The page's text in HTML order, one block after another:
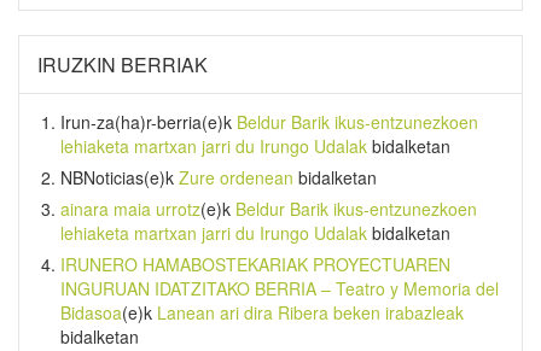
IRUZKIN BERRIAK
Irun-za(ha)r-berria(e)k Beldur Barik ikus-entzunezkoen
lehiaketa martxan jarri du Irungo Udalak bidalketan
NBNoticias(e)k Zure ordenean bidalketan
ainara maia urrotz(e)k Beldur Barik ikus-entzunezkoen
lehiaketa martxan jarri du Irungo Udalak bidalketan
IRUNERO HAMABOSTEKARIAK PROYECTUAREN
INGURUAN IDATZITAKO BERRIA – Teatro y Memoria del
Bidasoa(e)k Lanean ari dira Ribera beken irabazleak
bidalketan